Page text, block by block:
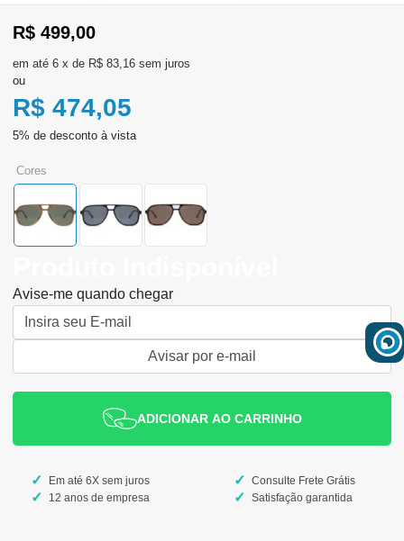
aqui
Registre-
se
R$ 499,00
6 x de R$ 83,16 sem juros
ou
R$ 474,05
cores
Avise-me quando chegar
ADICIONAR AO CARRINHO
Em até 6X sem juros
12 anos de empresa
Consulte Frete Grátis
Satisfação garantida